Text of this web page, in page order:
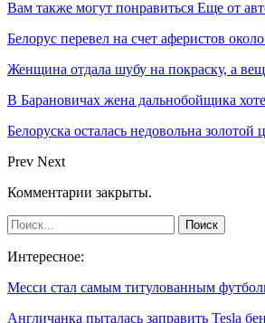
Вам также могут понравиться Еще от
Белорус перевел на счет аферистов
Женщина отдала шубу на покраску, а
В Барановичах жена дальнобойщика
Белоруска осталась недовольна
Prev Next
Комментарии закрыты.
Интересное:
Месси стал самым титулованным
Англичанка пыталась заправить Tesla